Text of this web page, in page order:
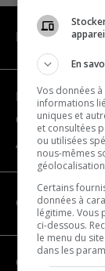
NAVIGATION
Become a
Contact us
About us
CATEGORIES
Geography
En
Vos données
informations
uniques et
et consultées
ou utilisées
nous-mêmes
Certains
données à
légitime. Vous
ci-dessous.
le menu du
dans les